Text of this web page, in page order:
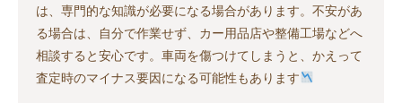
は、専門的な知識が必要になる場合があります。不安があ
る場合は、自分で作業せず、カー用品店や整備工場などへ
相談すると安心です。車両を傷つけてしまうと、かえって
査定時のマイナス要因になる可能性もあります